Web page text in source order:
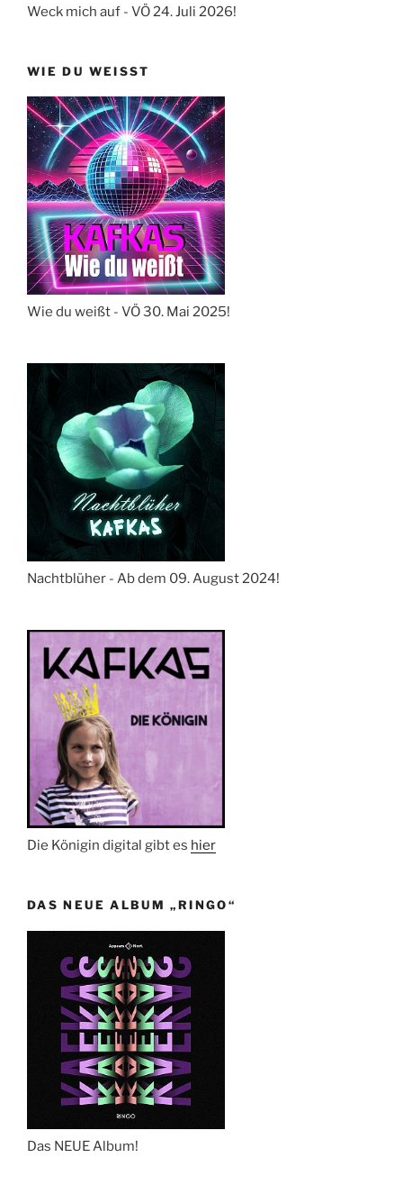
Weck mich auf - VÖ 24. Juli 2026!
WIE DU WEISST
Wie du weißt - VÖ 30. Mai 2025!
Nachtblüher - Ab dem 09. August 2024!
Die Königin digital gibt es hier
DAS NEUE ALBUM „RINGO“
Das NEUE Album!